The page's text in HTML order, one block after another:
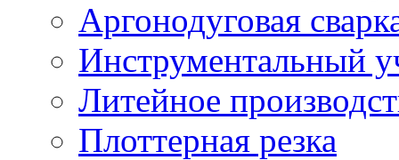
Аргонодуговая
Инструментальный
Литейное
Плоттерная резка